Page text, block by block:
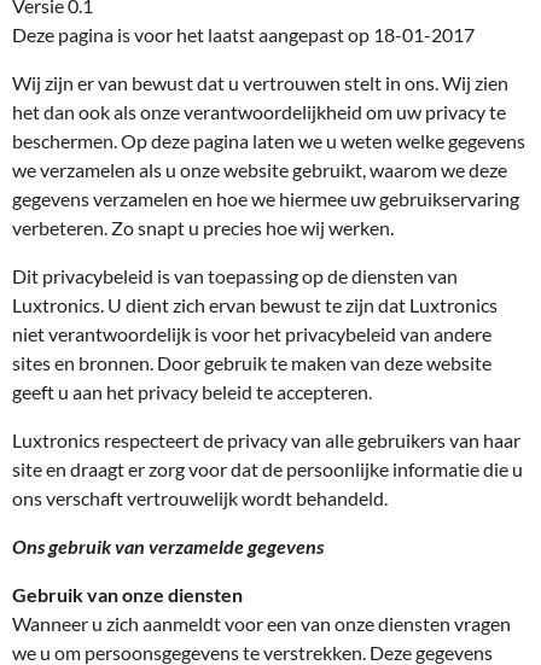
Versie 0.1
Deze pagina is voor het laatst aangepast op 18-01-2017
Wij zijn er van bewust dat u vertrouwen stelt in ons. Wij zien
het dan ook als onze verantwoordelijkheid om uw privacy te
beschermen. Op deze pagina laten we u weten welke gegevens
we verzamelen als u onze website gebruikt, waarom we deze
gegevens verzamelen en hoe we hiermee uw gebruikservaring
verbeteren. Zo snapt u precies hoe wij werken.
Dit privacybeleid is van toepassing op de diensten van
Luxtronics. U dient zich ervan bewust te zijn dat Luxtronics
niet verantwoordelijk is voor het privacybeleid van andere
sites en bronnen. Door gebruik te maken van deze website
geeft u aan het privacy beleid te accepteren.
Luxtronics respecteert de privacy van alle gebruikers van haar
site en draagt er zorg voor dat de persoonlijke informatie die u
ons verschaft vertrouwelijk wordt behandeld.
Ons gebruik van verzamelde gegevens
Gebruik van onze diensten
Wanneer u zich aanmeldt voor een van onze diensten vragen
we u om persoonsgegevens te verstrekken. Deze gegevens